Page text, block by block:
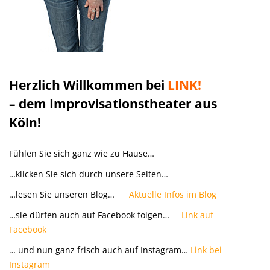
Herzlich Willkommen bei LINK!
– dem Improvisationstheater aus
Köln!
Fühlen Sie sich ganz wie zu Hause…
…klicken Sie sich durch unsere Seiten…
…lesen Sie unseren Blog… Aktuelle Infos im Blog
…sie dürfen auch auf Facebook folgen… Link auf
Facebook
… und nun ganz frisch auch auf Instagram… Link bei
Instagram